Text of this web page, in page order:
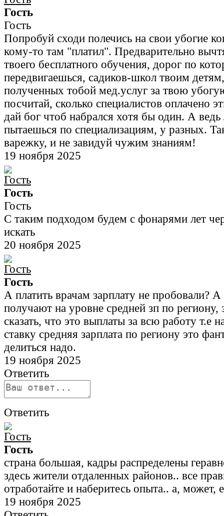
Гость
Гость
Попробуй сходи полечись на свои убогие
кому-то там "платил". Предварительно
твоего бесплатного обучения, дорог по
передвигаешься, садиков-школ твоим
полученных тобой мед.услуг за твою
посчитай, сколько специалистов оплачено
дай бог чтоб набрался хотя бы один. А ведь
пытаешься по специализациям, у разных.
варежку, и не завидуй чужим знаниям!
19 ноября 2025
Гость
Гость
С таким подходом будем с фонарями лет
искать
20 ноября 2025
Гость
А платить врачам зарплату не пробовали?
получают на уровне средней зп по региону,
сказать, что это выплаты за всю работу т.е
ставку средняя зарплата по региону это
делиться надо.
19 ноября 2025
Ответить
Ответить
Гость
страна большая, кадры распределены
здесь жители отдаленных районов.. все
отработайте и наберитесь опыта.. а, может,
19 ноября 2025